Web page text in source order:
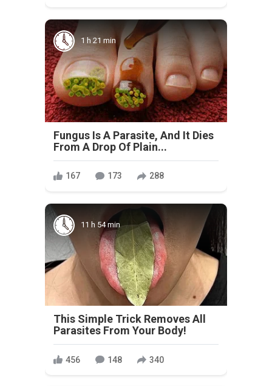
1 h 21 min
Fungus Is A Parasite, And It Dies
From A Drop Of Plain...
167 173 288
11 h 54 min
This Simple Trick Removes All
Parasites From Your Body!
456 148 340